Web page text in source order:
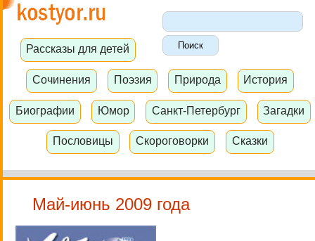
Рассказы для детей
Сочинения Поэзия Природа История
Биографии Юмор Санкт-Петербург Загадки
Пословицы Скороговорки Сказки
Май-июнь 2009 года